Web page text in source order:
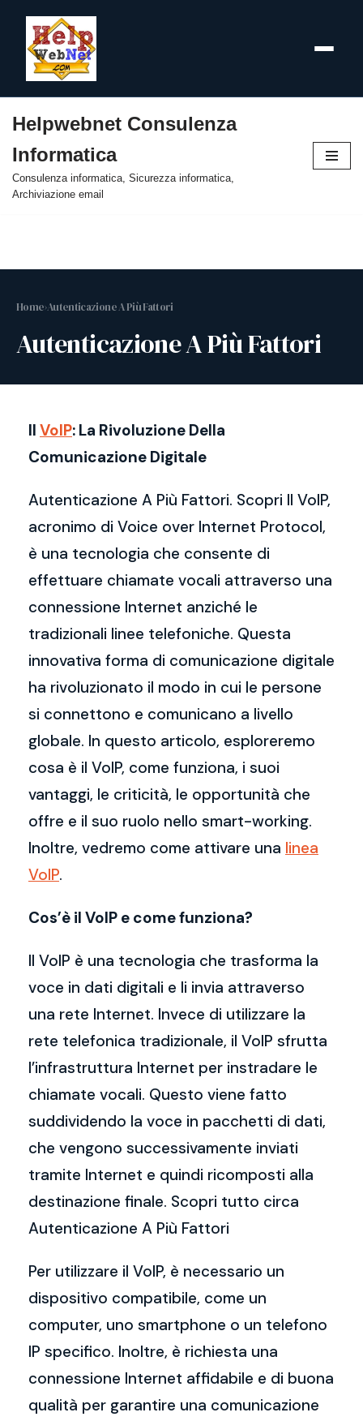
al
contenuto
Helpwebnet Consulenza
Informatica
Consulenza informatica, Sicurezza informatica,
Archiviazione email
Home›Autenticazione A Più Fattori
Autenticazione A Più Fattori
Il VoIP: La Rivoluzione Della
Comunicazione Digitale
Autenticazione A Più Fattori. Scopri Il VoIP,
acronimo di Voice over Internet Protocol,
è una tecnologia che consente di
effettuare chiamate vocali attraverso una
connessione Internet anziché le
tradizionali linee telefoniche. Questa
innovativa forma di comunicazione digitale
ha rivoluzionato il modo in cui le persone
si connettono e comunicano a livello
globale. In questo articolo, esploreremo
cosa è il VoIP, come funziona, i suoi
vantaggi, le criticità, le opportunità che
offre e il suo ruolo nello smart-working.
Inoltre, vedremo come attivare una linea
VoIP.
Cos’è il VoIP e come funziona?
Il VoIP è una tecnologia che trasforma la
voce in dati digitali e li invia attraverso
una rete Internet. Invece di utilizzare la
rete telefonica tradizionale, il VoIP sfrutta
l’infrastruttura Internet per instradare le
chiamate vocali. Questo viene fatto
suddividendo la voce in pacchetti di dati,
che vengono successivamente inviati
tramite Internet e quindi ricomposti alla
destinazione finale. Scopri tutto circa
Autenticazione A Più Fattori
Per utilizzare il VoIP, è necessario un
dispositivo compatibile, come un
computer, uno smartphone o un telefono
IP specifico. Inoltre, è richiesta una
connessione Internet affidabile e di buona
qualità per garantire una comunicazione